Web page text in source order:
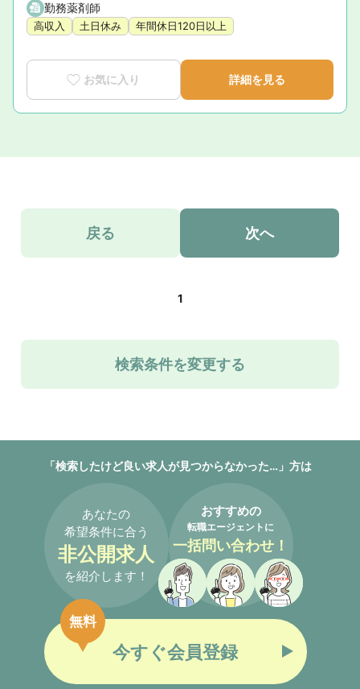
勤務薬剤師
高収入 土日休み 年間休日120日以上
お気に入り 詳細を見る
戻る 次へ
1
検索条件を変更する
「検索したけど良い求人が見つからなかった…」方は
あなたの
希望条件に合う
非公開求人
を紹介します！
おすすめの
転職エージェントに
一括問い合わせ！
今すぐ会員登録
無料